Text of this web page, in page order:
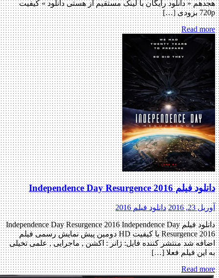
هجدهم « دانلود رایگان با لینک مستقیم از هستی دانلود » کیفیت
720p بزودی […]
Read more
دانلود فیلم Independence Day Resurgence 2016
آوریل 23, 2016 دانلود فیلم 2016
دانلود فیلم Independence Day Resurgence 2016 Independence Day
Resurgence 2016 با کیفیت HD دومین پیش نمایش رسمی فیلم
اضافه شد منتشر کننده فایل: ژانر : اکشن , ماجرایی , علمی تخیلی
به این فیلم فعلا […]
Read more